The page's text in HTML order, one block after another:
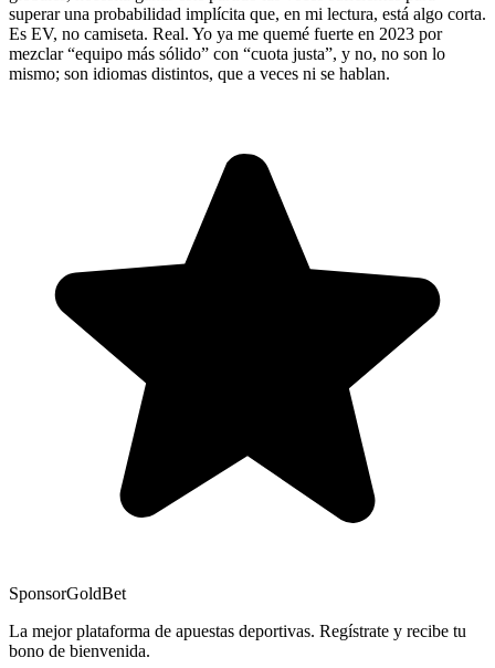
superar una probabilidad implícita que, en mi lectura, está algo corta.
Es EV, no camiseta. Real. Yo ya me quemé fuerte en 2023 por
mezclar “equipo más sólido” con “cuota justa”, y no, no son lo
mismo; son idiomas distintos, que a veces ni se hablan.
SponsorGoldBet
La mejor plataforma de apuestas deportivas. Regístrate y recibe tu
bono de bienvenida.